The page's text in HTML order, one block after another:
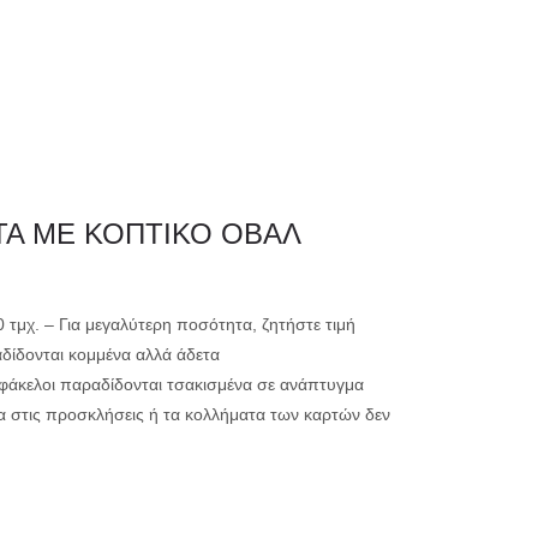
ΜΕ ΚΟΠΤΙΚΟ ΟΒΑΛ
τμχ. – Για μεγαλύτερη ποσότητα, ζητήστε τιμή
κομμένα αλλά άδετα
παραδίδονται τσακισμένα σε ανάπτυγμα
στις προσκλήσεις ή τα κολλήματα των καρτών δεν